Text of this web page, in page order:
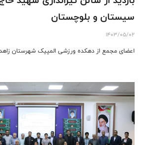
سیستان و بلوچستان
1403/05/02
اعضای مجمع از دهکده ورزشی المپیک شهرستان